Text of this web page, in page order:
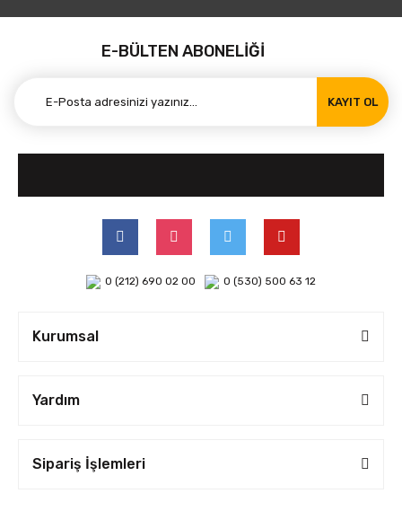
E-BÜLTEN ABONELİĞİ
KAYIT OL
0 (212) 690 02 00 0 (530) 500 63 12
Kurumsal
Yardım
Sipariş İşlemleri